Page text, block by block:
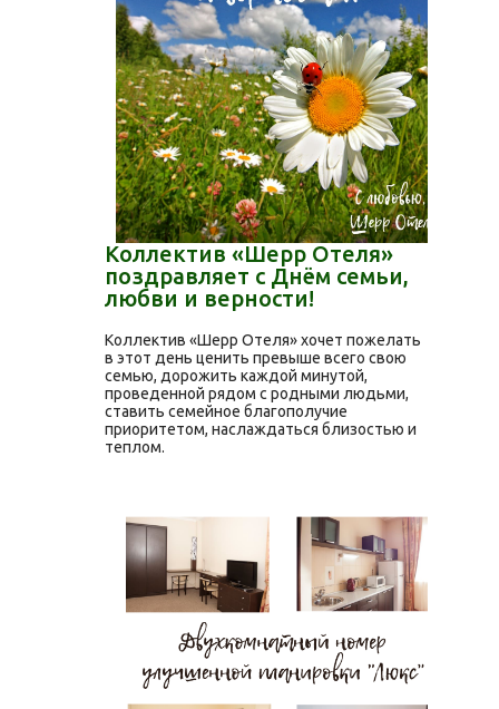
Коллектив «Шерр Отеля»
поздравляет с Днём семьи,
любви и верности!
Коллектив «Шерр Отеля» хочет пожелать
в этот день ценить превыше всего свою
семью, дорожить каждой минутой,
проведенной рядом с родными людьми,
ставить семейное благополучие
приоритетом, наслаждаться близостью и
теплом.